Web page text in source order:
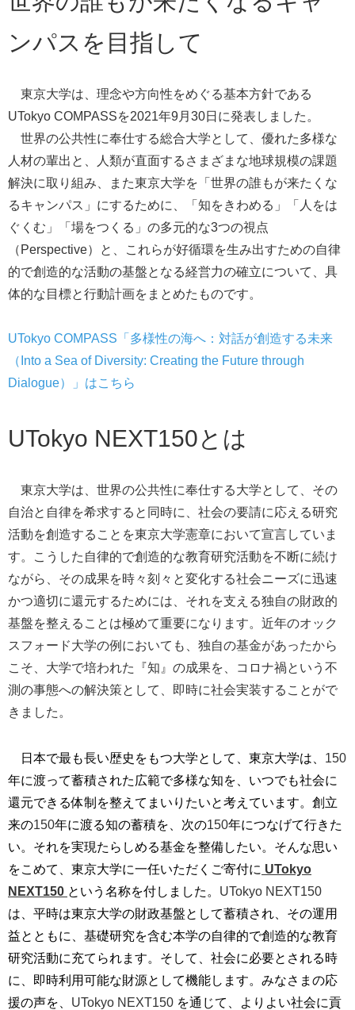
ンパスを目指して
東京大学は、理念や方向性をめぐる基本方針である
UTokyo COMPASSを2021年9月30日に発表しました。
世界の公共性に奉仕する総合大学として、優れた多様な
人材の輩出と、人類が直面するさまざまな地球規模の課題
解決に取り組み、また東京大学を「世界の誰もが来たくな
るキャンパス」にするために、「知をきわめる」「人をは
ぐくむ」「場をつくる」の多元的な3つの視点
（Perspective）と、これらが好循環を生み出すための自律
的で創造的な活動の基盤となる経営力の確立について、具
体的な目標と行動計画をまとめたものです。
UTokyo COMPASS「多様性の海へ：対話が創造する未来
（Into a Sea of Diversity: Creating the Future through
Dialogue）
」はこちら
UTokyo NEXT150とは
東京大学は、世界の公共性に奉仕する大学として、その
自治と自律を希求すると同時に、社会の要請に応える研究
活動を創造することを東京大学憲章において宣言していま
す。こうした 自律的で創造的な教育研究活動を不断に続け
ながら、その成果を時々刻々 と変化する社会ニーズに迅速
かつ適切に還元するためには、それを支える独自の財政的
基盤を整えることは極めて重要になります。近年のオック
スフォード大学の例においても、独自の基金があったから
こそ、大学で培われた『知』の成果を、コロナ禍という不
測の事態への解決策として、即時に社会実装することがで
きました。
日本で最も長い歴史をもつ大学として、東京大学は、 150
年に渡って蓄積された広範で多様な知を、いつでも社会に
還元できる体制を整えてまいりたいと考えています。創立
来の150年に渡る知の蓄積を、次の150年につなげて行きた
い。それを実現たらしめる基金を整備したい。そんな思い
をこめて、東京大学に一任いただくご寄付に UTokyo
NEXT150 という名称を付しました。 UTokyo NEXT150
は、平時は東京大学の財政基盤として蓄積され、その運用
益とともに、基礎研究を含む本学の自律的で創造的な教育
研究活動に充てられます。そして、社会に必要とされる時
に、即時利用可能な財源として機能します。みなさまの応
援の声を、 UTokyo NEXT150 を通じて、よりよい社会に貢